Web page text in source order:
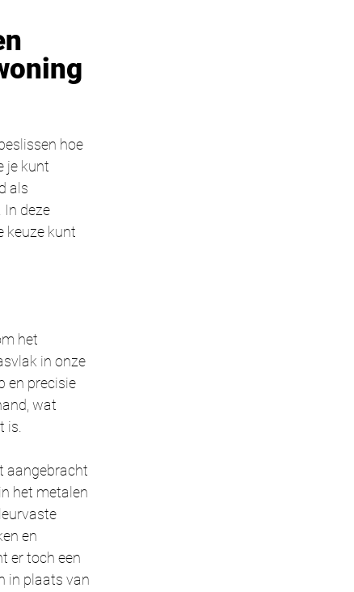
hoe
je kunt
als
In deze
keuze kunt
het
in onze
en precisie
wat
is.
aangebracht
het metalen
en
er toch een
in plaats van